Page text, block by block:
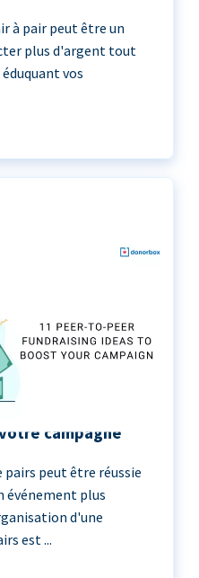
à pair peut être un
plus d'argent tout
vos
campagne
peut être réussie
événement plus
d'une
est ...